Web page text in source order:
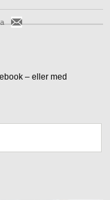
– eller med